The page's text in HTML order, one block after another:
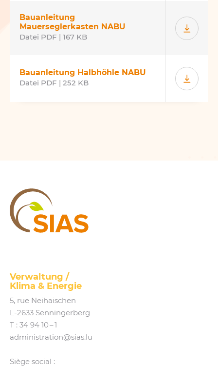
Bauanleitung
Mauerseglerkasten NABU
Datei PDF | 167 KB
Bauanleitung Halbhöhle NABU
Datei PDF | 252 KB
Verwaltung /
Klima & Energie
5, rue Neihaischen
L‑2633 Senningerberg
T : 34 94 10 – 1
administration@​sias.​lu
Siège social :